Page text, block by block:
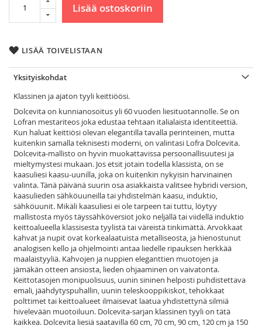
Lisää ostoskoriin
LISÄÄ TOIVELISTAAN
Yksityiskohdat
Klassinen ja ajaton tyyli keittiöösi.
Dolcevita on kunnianosoitus yli 60 vuoden liesituotannolle. Se on
Lofran mestariteos joka edustaa tehtaan italialaista identiteettiä.
Kun haluat keittiösi olevan elegantilla tavalla perinteinen, mutta
kuitenkin samalla teknisesti moderni, on valintasi Lofra Dolcevita.
Dolcevita-mallisto on hyvin muokattavissa persoonallisuutesi ja
mieltymystesi mukaan. Jos etsit jotain todella klassista, on se
kaasuliesi kaasu-uunilla, joka on kuitenkin nykyisin harvinainen
valinta. Tänä päivänä suurin osa asiakkaista valitsee hybridi version,
kaasulieden sähköuuneilla tai yhdistelmän kaasu, induktio,
sähköuunit. Mikäli kaasuliesi ei ole tarpeen tai tuttu, löytyy
mallistosta myös täyssähköversiot joko neljällä tai viidellä induktio
keittoalueella klassisesta tyylistä tai väreistä tinkimättä. Arvokkaat
kahvat ja nupit ovat korkealaatuista metalliseosta, ja hienostunut
analogisen kello ja ohjelmointi antaa liedelle ripauksen herkkää
maalaistyyliä. Kahvojen ja nuppien eleganttien muotojen ja
jämäkän otteen ansiosta, lieden ohjaaminen on vaivatonta.
Keittotasojen monipuolisuus, uunin sininen helposti puhdistettava
emali, jäähdytyspuhallin, uunin teleskooppikiskot, tehokkaat
polttimet tai keittoalueet ilmaisevat laatua yhdistettynä silmiä
hivelevään muotoiluun. Dolcevita-sarjan klassinen tyyli on tätä
kaikkea. Dolcevita liesiä saatavilla 60 cm, 70 cm, 90 cm, 120 cm ja 150